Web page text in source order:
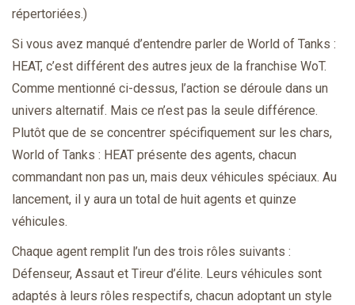
répertoriées.)
Si vous avez manqué d’entendre parler de World of Tanks :
HEAT, c’est différent des autres jeux de la franchise WoT.
Comme mentionné ci-dessus, l’action se déroule dans un
univers alternatif. Mais ce n’est pas la seule différence.
Plutôt que de se concentrer spécifiquement sur les chars,
World of Tanks : HEAT présente des agents, chacun
commandant non pas un, mais deux véhicules spéciaux. Au
lancement, il y aura un total de huit agents et quinze
véhicules.
Chaque agent remplit l’un des trois rôles suivants :
Défenseur, Assaut et Tireur d’élite. Leurs véhicules sont
adaptés à leurs rôles respectifs, chacun adoptant un style